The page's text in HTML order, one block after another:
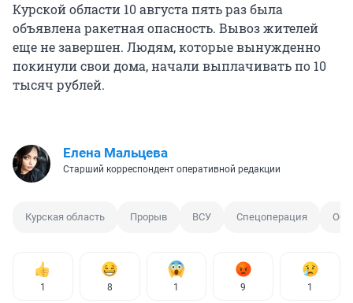
Курской области 10 августа пять раз была
объявлена ракетная опасность. Вывоз жителей
еще не завершен. Людям, которые вынужденно
покинули свои дома, начали выплачивать по 10
тысяч рублей.
Елена Мальцева
Старший корреспондент оперативной редакции
Курская область Прорыв ВСУ Спецоперация
1 8 1 9 1